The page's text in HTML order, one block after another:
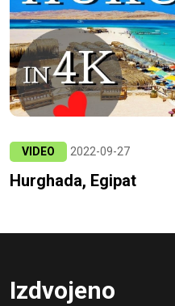
VIDEO 2022-09-27
Hurghada, Egipat
Izdvojeno